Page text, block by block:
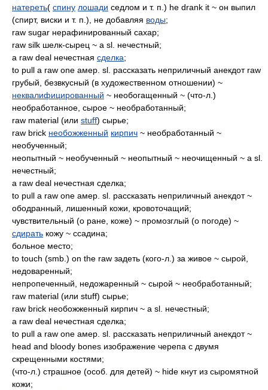
натереть( спину лошади седлом и т. п.) he drank it ~ он выпил
(спирт, виски и т. п.), не добавляя воды;
raw sugar нерафинированный сахар;
raw silk шелк-сырец ~ a sl. нечестный;
a raw deal нечестная сделка;
to pull a raw one амер. sl. рассказать неприличный анекдот raw
грубый, безвкусный (в художественном отношении) ~
неквалифицированный ~ необогащенный ~ (что-л.)
необработанное, сырое ~ необработанный;
raw material (или stuff) сырье;
raw brick необожженный кирпич ~ необработанный ~
необученный;
неопытный ~ необученный ~ неопытный ~ неочищенный ~ a sl.
нечестный;
a raw deal нечестная сделка;
to pull a raw one амер. sl. рассказать неприличный анекдот ~
ободранный, лишенный кожи, кровоточащий;
чувствительный (о ране, коже) ~ промозглый (о погоде) ~
сдирать кожу ~ ссадина;
больное место;
to touch (smb.) on the raw задеть (кого-л.) за живое ~ сырой,
недоваренный;
непропеченный, недожаренный ~ сырой ~ необработанный;
raw material (или stuff) сырье;
raw brick необожженный кирпич ~ a sl. нечестный;
a raw deal нечестная сделка;
to pull a raw one амер. sl. рассказать неприличный анекдот ~
head and bloody bones изображение черепа с двумя
скрещенными костями;
(что-л.) страшное (особ. для детей) ~ hide кнут из сыромятной
кожи;